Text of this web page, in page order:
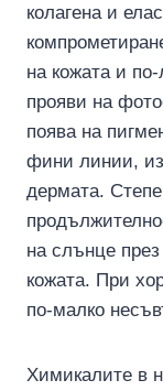
колагена и
на кожата и
прояви на
поява на
фини линии,
дермата.
на слънце през
кожата. При
по-малко
Химикалите в